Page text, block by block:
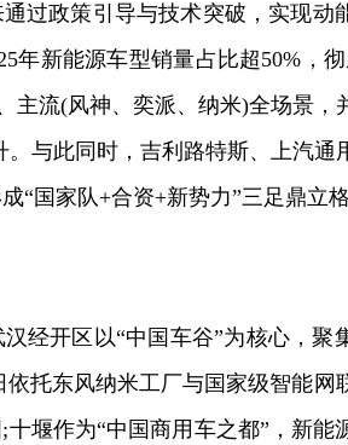
过政策引导与技术突破，实现动
年新能源车型销量占比超50%，
主流(风神、奕派、纳米)全场景，
与此同时，吉利路特斯、上汽通
“国家队+合资+新势力”三足鼎立格
经开区以“中国车谷”为核心，聚
托东风纳米工厂与国家级智能网
堰作为“中国商用车之都”，新能